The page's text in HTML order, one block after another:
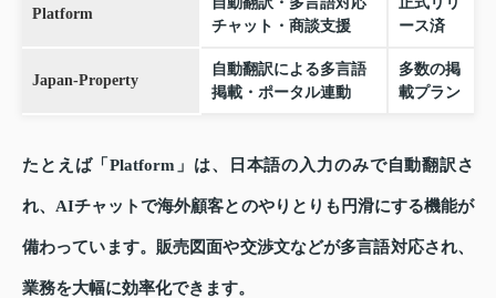
Platform
チャット・商談支援
ース済
Japan‑Property
自動翻訳による多言語
掲載・ポータル連動
多数の掲
載プラン
たとえば「Platform」は、日本語の入力のみで自動翻訳さ
れ、AIチャットで海外顧客とのやりとりも円滑にする機能が
備わっています。販売図面や交渉文などが多言語対応され、
業務を大幅に効率化できます。